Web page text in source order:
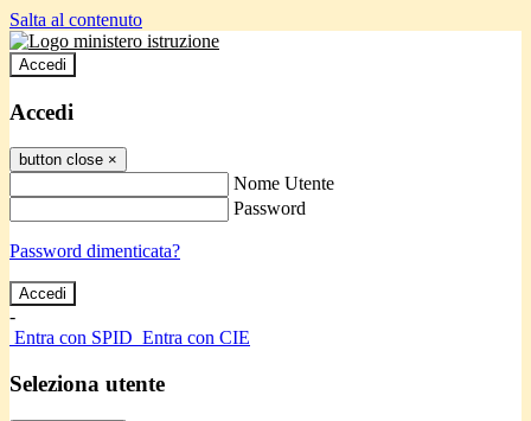
Salta al contenuto
Accedi
Accedi
button close ×
Nome Utente
Password
Password dimenticata?
-
Entra con SPID Entra con CIE
Seleziona utente